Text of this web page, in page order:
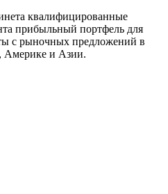
квалифицированные
прибыльный портфель для
с рыночных предложений в
Америке и Азии.